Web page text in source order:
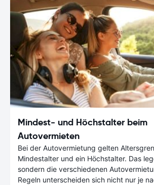
Mindest- und Höchstalter beim
Autovermieten
Bei der Autovermietung gelten
Mindestalter und ein Höchstalter. Das
sondern die verschiedenen
Regeln unterscheiden sich nicht nur je